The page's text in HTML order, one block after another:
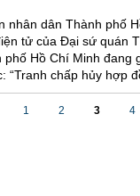
nhân dân Thành phố
tử của Đại sứ quán
Hồ Chí Minh
“Tranh chấp hủy hợp
1 2 3 4